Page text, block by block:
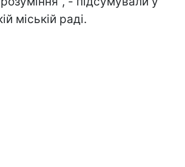
міській раді.